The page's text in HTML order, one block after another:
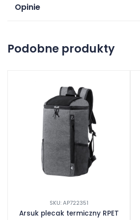
Opinie
Podobne produkty
SKU: AP722351
Arsuk plecak termiczny RPET